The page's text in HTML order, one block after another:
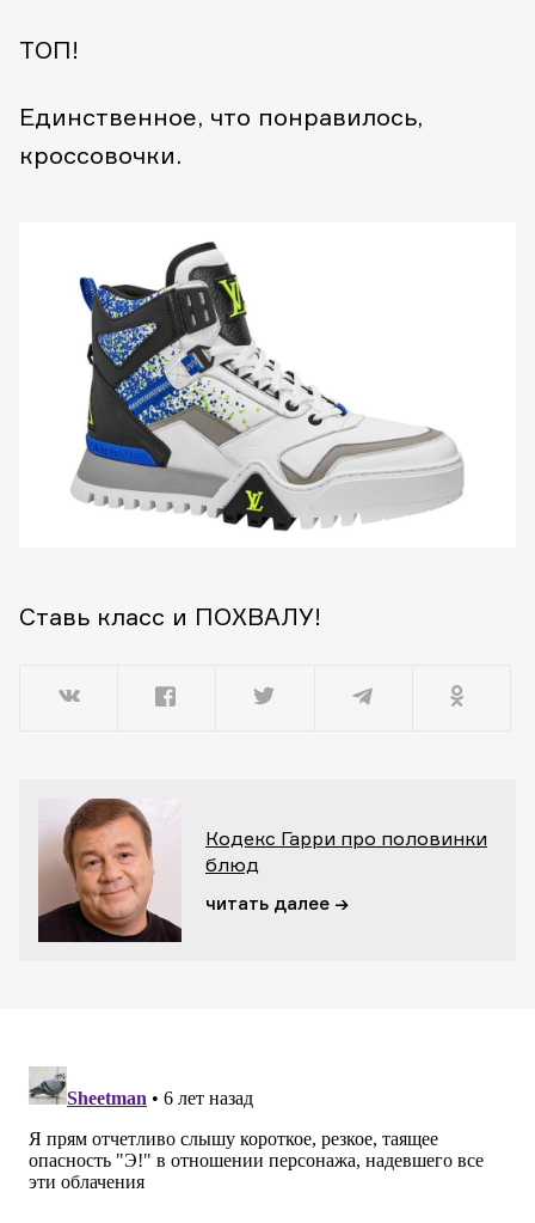
ТОП!
Единственное, что понравилось,
кроссовочки.
Ставь класс и ПОХВАЛУ!
Кодекс Гарри про половинки
блюд
читать далее →